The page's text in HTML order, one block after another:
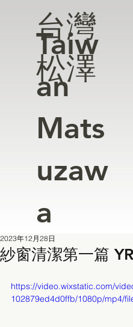
台灣
松澤
Taiw
an
Mats
uzaw
a
紗窗清潔第一篇
2023年12月28日
https://video.wixstatic.com/
102879ed4d0ffb/1080p/mp4/